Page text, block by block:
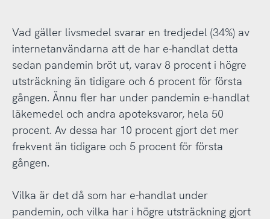
Vad gäller livsmedel svarar en tredjedel (34%) av
internetanvändarna att de har e-handlat detta
sedan pandemin bröt ut, varav 8 procent i högre
utsträckning än tidigare och 6 procent för första
gången. Ännu fler har under pandemin e-handlat
läkemedel och andra apoteksvaror, hela 50
procent. Av dessa har 10 procent gjort det mer
frekvent än tidigare och 5 procent för första
gången.
Vilka är det då som har e-handlat under
pandemin, och vilka har i högre utsträckning gjort